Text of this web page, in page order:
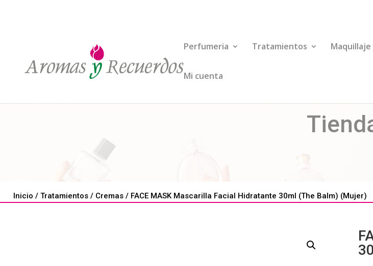
Perfumeria Tratamientos
Mi cuenta
Inicio / Tratamientos / Cremas / FACE MASK Mascarilla Facial Hidratante 30ml (The Balm) (Mujer)